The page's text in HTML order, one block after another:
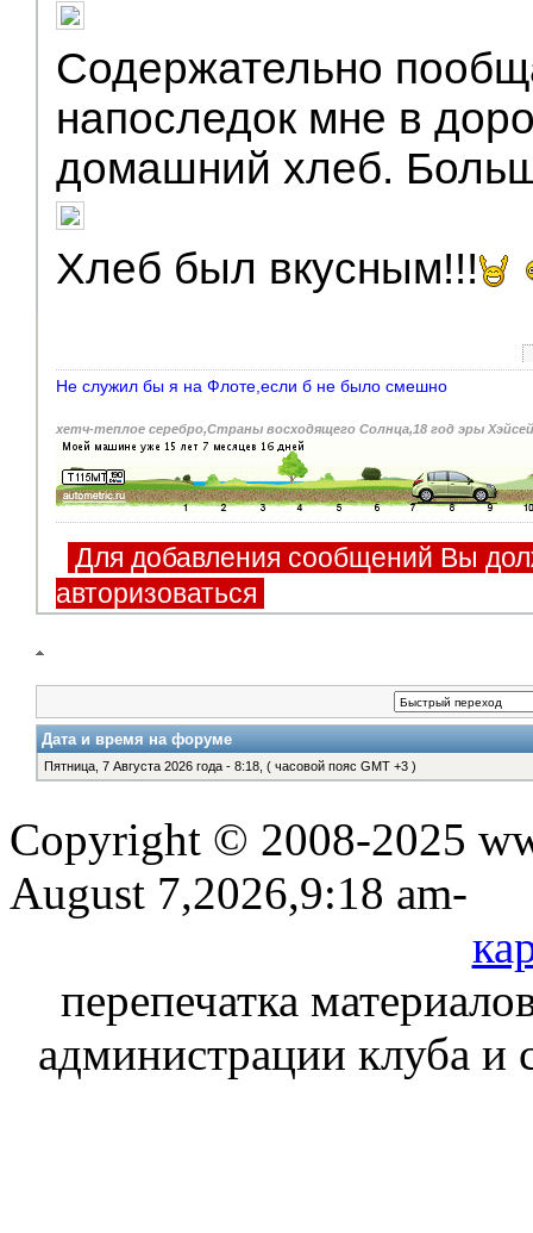
Содержательно
напоследок мне в
домашний хлеб.
Хлеб был вкусным!!!
Не служил бы я на Флоте,если б не было смешно
хетч-теплое серебро,Страны восходящего Солнца,18 год эры Хэйсей
Для добавления сообщений Вы
авторизоваться
Дата и время на форуме
Пятница, 7 Августа 2026 года - 8:18, ( часовой пояс GMT +3 )
Copyright © 2008-2025
August 7,2026,9:18 am-
перепечатка
администрации клуба и